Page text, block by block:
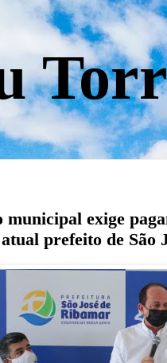
municipal exige
prefeito de São